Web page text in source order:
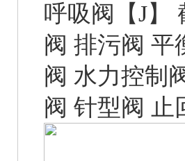
呼吸阀
【J】
阀 排污阀 平
阀 水力控制
阀 针型阀 止